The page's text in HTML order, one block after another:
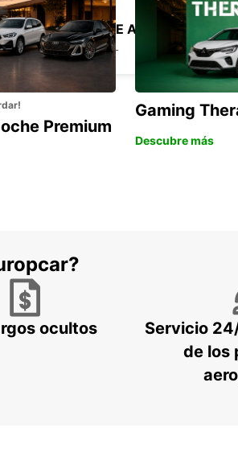
AEROPUERTO DE ANGRA DO HEROÍSMO
LAJES - PORTUGAL
Premium
Gaming
Descubre más
ocultos
Servicio
de los